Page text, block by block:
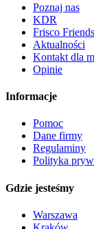
Poznaj nas
KDR
Frisco Friends
Aktualności
Kontakt dla
Opinie
Informacje
Pomoc
Dane firmy
Regulaminy
Polityka
Gdzie jesteśmy
Warszawa